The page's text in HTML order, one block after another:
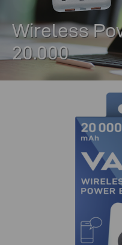
Wireless
20.000